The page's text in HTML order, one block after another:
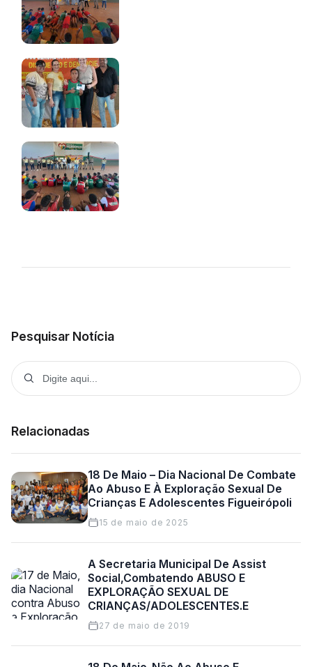
Pesquisar Notícia
Relacionadas
18 De Maio – Dia Nacional De Combate
Ao Abuso E À Exploração Sexual De
Crianças E Adolescentes Figueirópoli
15 de maio de 2025
A Secretaria Municipal De Assist
Social,combatendo ABUSO E
EXPLORAÇÃO SEXUAL DE
CRIANÇAS/ADOLESCENTES.E
27 de maio de 2019